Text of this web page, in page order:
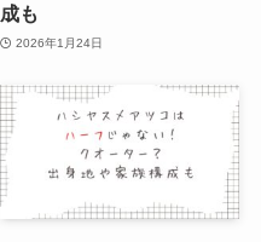
成も
2026年1月24日